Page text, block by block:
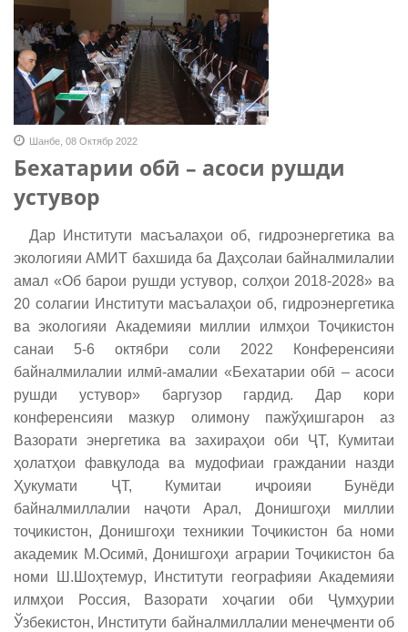
Шанбе, 08 Октябр 2022
Бехатарии обӣ – асоси рушди
устувор
Дар Институти масъалаҳои об, гидроэнергетика ва
экологияи АМИТ бахшида ба Даҳсолаи байналмилалии
амал «Об барои рушди устувор, солҳои 2018-2028» ва
20 солагии Институти масъалаҳои об, гидроэнергетика
ва экологияи Академияи миллии илмҳои Тоҷикистон
санаи 5-6 октябри соли 2022 Конференсияи
байналмилалии илмӣ-амалии «Бехатарии обӣ – асоси
рушди устувор» баргузор гардид. Дар кори
конференсияи мазкур олимону пажўҳишгарон аз
Вазорати энергетика ва захираҳои оби ҶТ, Кумитаи
ҳолатҳои фавқулода ва мудофиаи граждании назди
Ҳукумати ҶТ, Кумитаи иҷроияи Бунёди
байналмиллалии наҷоти Арал, Донишгоҳи миллии
тоҷикистон, Донишгоҳи техникии Тоҷикистон ба номи
академик М.Осимӣ, Донишгоҳи аграрии Тоҷикистон ба
номи Ш.Шоҳтемур, Институти географияи Академияи
илмҳои Россия, Вазорати хоҷагии оби Ҷумҳурии
Ўзбекистон, Институти байналмиллалии менеҷменти об